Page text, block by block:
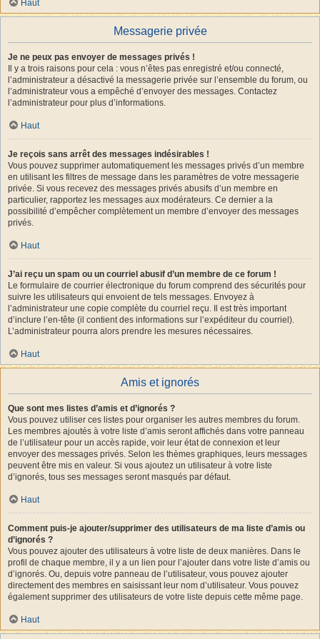
Haut
Messagerie privée
Je ne peux pas envoyer de messages privés !
Il y a trois raisons pour cela : vous n’êtes pas enregistré et/ou connecté,
l’administrateur a désactivé la messagerie privée sur l’ensemble du forum, ou
l’administrateur vous a empêché d’envoyer des messages. Contactez
l’administrateur pour plus d’informations.
Haut
Je reçois sans arrêt des messages indésirables !
Vous pouvez supprimer automatiquement les messages privés d’un membre
en utilisant les filtres de message dans les paramètres de votre messagerie
privée. Si vous recevez des messages privés abusifs d’un membre en
particulier, rapportez les messages aux modérateurs. Ce dernier a la
possibilité d’empêcher complètement un membre d’envoyer des messages
privés.
Haut
J’ai reçu un spam ou un courriel abusif d’un membre de ce forum !
Le formulaire de courrier électronique du forum comprend des sécurités pour
suivre les utilisateurs qui envoient de tels messages. Envoyez à
l’administrateur une copie complète du courriel reçu. Il est très important
d’inclure l’en-tête (il contient des informations sur l’expéditeur du courriel).
L’administrateur pourra alors prendre les mesures nécessaires.
Haut
Amis et ignorés
Que sont mes listes d’amis et d’ignorés ?
Vous pouvez utiliser ces listes pour organiser les autres membres du forum.
Les membres ajoutés à votre liste d’amis seront affichés dans votre panneau
de l’utilisateur pour un accès rapide, voir leur état de connexion et leur
envoyer des messages privés. Selon les thèmes graphiques, leurs messages
peuvent être mis en valeur. Si vous ajoutez un utilisateur à votre liste
d’ignorés, tous ses messages seront masqués par défaut.
Haut
Comment puis-je ajouter/supprimer des utilisateurs de ma liste d’amis ou
d’ignorés ?
Vous pouvez ajouter des utilisateurs à votre liste de deux manières. Dans le
profil de chaque membre, il y a un lien pour l’ajouter dans votre liste d’amis ou
d’ignorés. Ou, depuis votre panneau de l’utilisateur, vous pouvez ajouter
directement des membres en saisissant leur nom d’utilisateur. Vous pouvez
également supprimer des utilisateurs de votre liste depuis cette même page.
Haut